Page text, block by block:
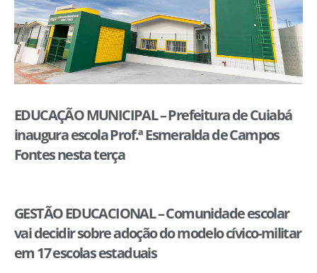
EDUCAÇÃO MUNICIPAL – Prefeitura de Cuiabá
inaugura escola Prof.ª Esmeralda de Campos
Fontes nesta terça
GESTÃO EDUCACIONAL – Comunidade escolar
vai decidir sobre adoção do modelo cívico-militar
em 17 escolas estaduais